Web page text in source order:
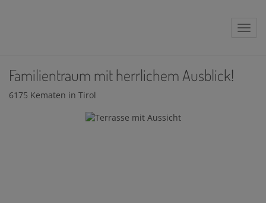
Familientraum mit herrlichem Ausblick!
6175 Kematen in Tirol